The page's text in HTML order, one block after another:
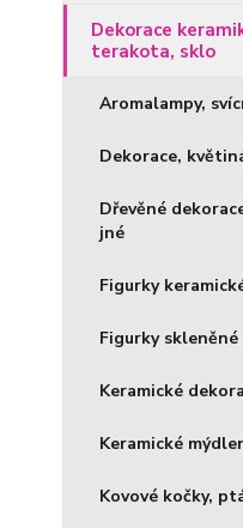
Dekorace
terakota, sklo
Aromalampy,
Dekorace,
Dřevěné
jné
Figurky
Figurky skleněné
Keramické
Keramické
Kovové kočky,